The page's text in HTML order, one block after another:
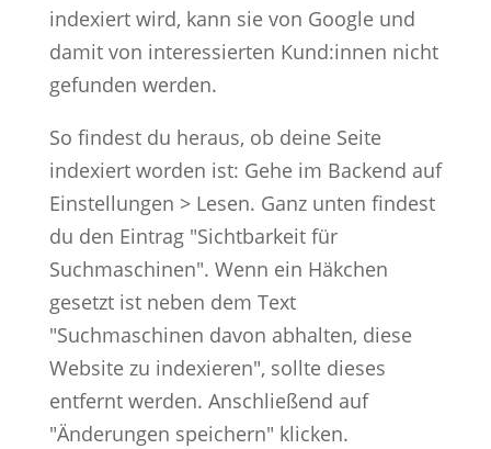
indexiert wird, kann sie von Google und
damit von interessierten Kund:innen nicht
gefunden werden.
So findest du heraus, ob deine Seite
indexiert worden ist: Gehe im Backend auf
Einstellungen > Lesen. Ganz unten findest
du den Eintrag "Sichtbarkeit für
Suchmaschinen". Wenn ein Häkchen
gesetzt ist neben dem Text
"Suchmaschinen davon abhalten, diese
Website zu indexieren", sollte dieses
entfernt werden. Anschließend auf
"Änderungen speichern" klicken.